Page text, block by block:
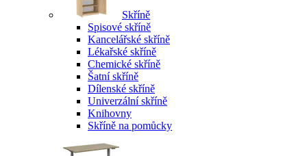
Skříně
Spisové skříně
Kancelářské skříně
Lékařské skříně
Chemické skříně
Šatní skříně
Dílenské skříně
Univerzální skříně
Knihovny
Skříně na pomůcky